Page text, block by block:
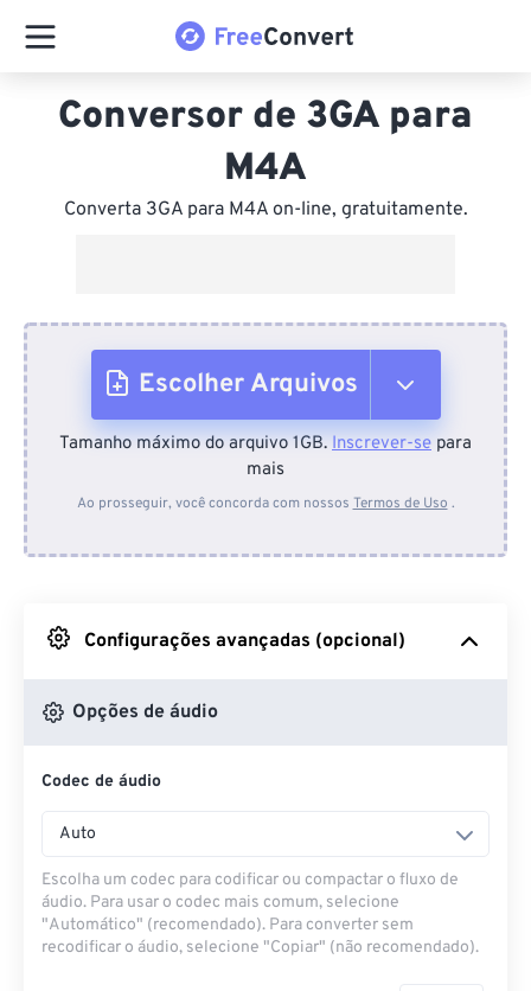
Conversor de 3GA para
M4A
Converta 3GA para M4A on-line, gratuitamente.
Escolher Arquivos
Do dispositivo
Do Google Drive
Do OneDrive
Tamanho máximo do arquivo 1GB. Inscrever-se para
mais
Ao prosseguir, você concorda com nossos Termos de Uso .
Configurações avançadas (opcional)
Opções de áudio
Codec de áudio
Auto
Escolha um codec para codificar ou compactar o fluxo de
áudio. Para usar o codec mais comum, selecione
"Automático" (recomendado). Para converter sem
recodificar o áudio, selecione "Copiar" (não recomendado).